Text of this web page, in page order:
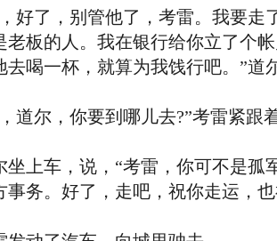
了，别管他了，考雷。我要走
老板的人。我在银行给你立了个
去喝一杯，就算为我饯行吧。”道
尔，你要到哪儿去?”考雷紧跟着
车，说，“考雷，你可不是孤
事务。好了，走吧，祝你走运，